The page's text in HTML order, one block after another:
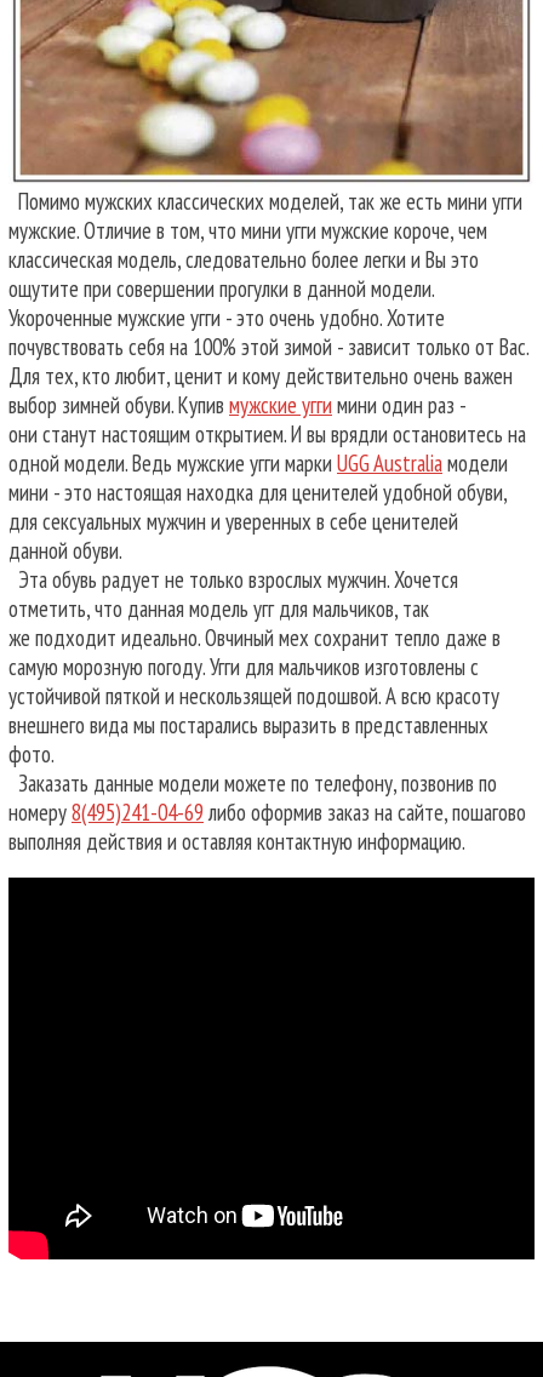
Помимо мужских классических моделей, так же есть мини угги
мужские. Отличие в том, что мини угги мужские короче, чем
классическая модель, следовательно более легки и Вы это
ощутите при совершении прогулки в данной модели.
Укороченные мужские угги - это очень удобно. Хотите
почувствовать себя на 100% этой зимой - зависит только от Вас.
Для тех, кто любит, ценит и кому действительно очень важен
выбор зимней обуви. Купив мужские угги мини один раз -
они станут настоящим открытием. И вы врядли остановитесь на
одной модели. Ведь мужские угги марки UGG Australiaмодели
мини - это настоящая находка для ценителей удобной обуви,
для сексуальных мужчин и уверенных в себе ценителей
данной обуви.
Эта обувь радует не только взрослых мужчин. Хочется
отметить, что данная модель угг для мальчиков, так
же подходит идеально. Овчиный мех сохранит тепло даже в
самую морозную погоду. Угги для мальчиков изготовлены с
устойчивой пяткой и нескользящей подошвой. А всю красоту
внешнего вида мы постарались выразить в представленных
фото.
Заказать данные модели можете по телефону, позвонив по
номеру8(495)241-04-69 либо оформив заказ на сайте, пошагово
выполняя действия и оставляя контактную информацию.